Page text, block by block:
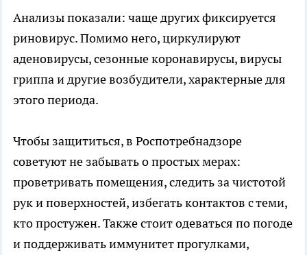
Анализы показали: чаще других фиксируется
риновирус. Помимо него, циркулируют
аденовирусы, сезонные коронавирусы, вирусы
гриппа и другие возбудители, характерные для
этого периода.
Чтобы защититься, в Роспотребнадзоре
советуют не забывать о простых мерах:
проветривать помещения, следить за чистотой
рук и поверхностей, избегать контактов с теми,
кто простужен. Также стоит одеваться по погоде
и поддерживать иммунитет прогулками,